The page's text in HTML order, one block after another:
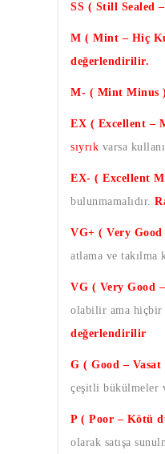
SS ( Still Sealed
M ( Mint – Hiç
değerlendirilir.
M- ( Mint Minus
EX ( Excellent –
sıyrık varsa
EX- ( Excellent
bulunmamalıdır.
VG+ ( Very
atlama ve
VG ( Very Good
olabilir ama hiçbir
değerlendirilir
G ( Good – Vasat
çeşitli bükülmeler
P ( Poor – Kötü
olarak satışa